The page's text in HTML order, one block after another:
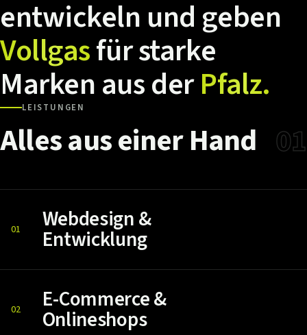
entwickeln und geben
Vollgasfürstarke
MarkenausderPfalz.
LEISTUNGEN
AllesauseinerHand 01
01 Webdesign &
Entwicklung
02 E-Commerce &
Onlineshops